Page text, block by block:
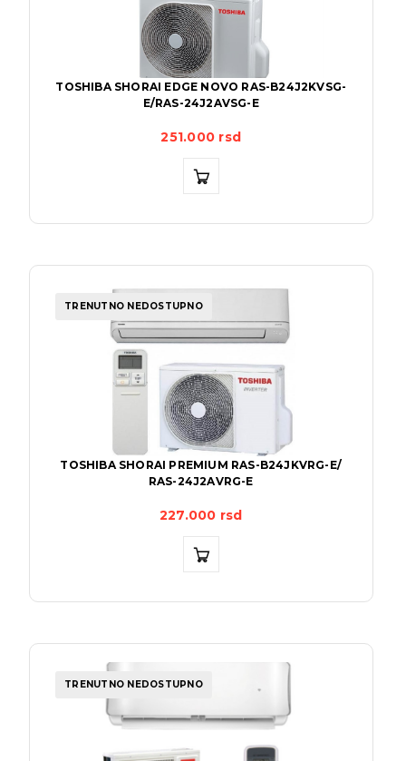
TOSHIBA SHORAI EDGE NOVO RAS-B24J2KVSG-
E/RAS-24J2AVSG-E
251.000 rsd
TRENUTNO NEDOSTUPNO
TOSHIBA SHORAI PREMIUM RAS-B24JKVRG-E/
RAS-24J2AVRG-E
227.000 rsd
TRENUTNO NEDOSTUPNO